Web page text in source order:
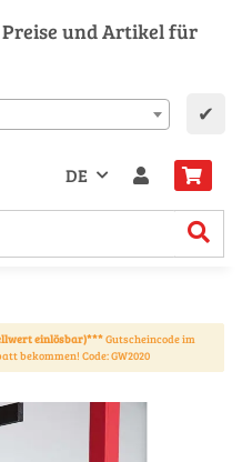
und Artikel für
✔
DE
einlösbar)***Gutscheincode im
bekommen! Code: GW2020